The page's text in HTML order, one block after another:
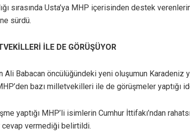
sırasında Usta’ya MHP içerisinden destek
sürdü.
İLE DE GÖRÜŞÜYOR
Ali Babacan öncülüğündeki yeni oluşumun Karadeniz
bazı milletvekilleri ile de görüşmeler yaptığı
yaptığı MHP’li isimlerin Cumhur İttifakı’ndan
cevap vermediği belirtildi.